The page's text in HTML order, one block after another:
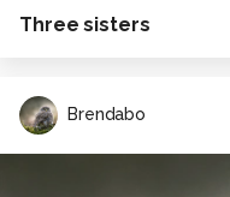
Three sisters
Brendabo